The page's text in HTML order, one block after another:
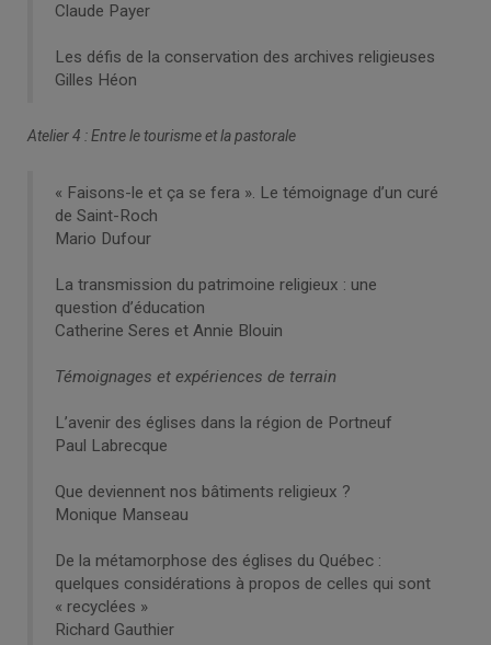
Claude Payer
Les défis de la conservation des archives religieuses
Gilles Héon
Atelier 4 : Entre le tourisme et la pastorale
« Faisons-le et ça se fera ». Le témoignage d’un curé
de Saint-Roch
Mario Dufour
La transmission du patrimoine religieux : une
question d’éducation
Catherine Seres et Annie Blouin
Témoignages et expériences de terrain
L’avenir des églises dans la région de Portneuf
Paul Labrecque
Que deviennent nos bâtiments religieux ?
Monique Manseau
De la métamorphose des églises du Québec :
quelques considérations à propos de celles qui sont
« recyclées »
Richard Gauthier